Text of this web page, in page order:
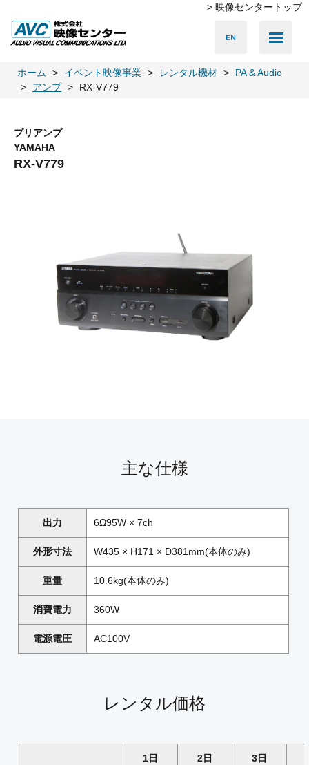
> 映像センタートップ
ホーム イベント映像事業 レンタル機材
PA & Audio
アンプ
RX-V779
プリアンプ
YAMAHA
RX-V779
主な仕様
出力 6Ω95W × 7ch
外形寸法 W435 × H171 × D381mm(本体のみ)
重量 10.6kg(本体のみ)
消費電力 360W
電源電圧 AC100V
レンタル価格
1日 2日 3日